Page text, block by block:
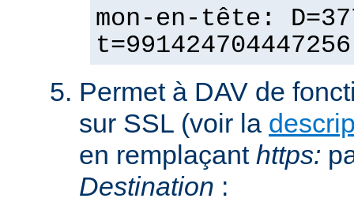
mon-en-tête:
Permet à DAV de
sur SSL (voir la
en remplaçant https:
Destination :